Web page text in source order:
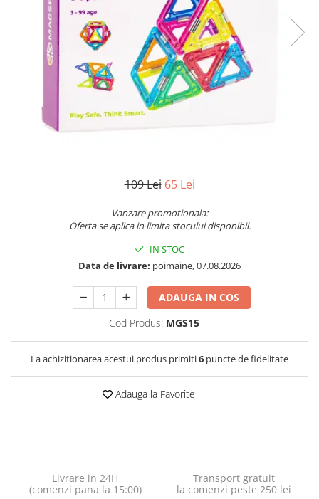
Jocuri pentru o persoana
Jocuri pentru 2 persoane
Game cunoscute
Cluedo
Jocuri de societate in limba
Vezi toate jocurile de societate
Vezi toate produsele STEM
109 Lei 65 Lei
Vanzare promotionala:
Oferta se aplica in limita stocului disponibil.
IN STOC
Data de livrare: poimaine, 07.08.2026
ADAUGA IN COS
Cod Produs: MGS15
La achizitionarea acestui produs primiti6 puncte de fidelitate
Adauga la Favorite
Livrare in 24H
(comenzi pana la 15:00)
Transport gratuit
la comenzi peste 250 lei